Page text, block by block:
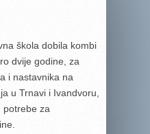
škola dobila kombi
dvije godine, za
i nastavnika na
u Trnavi i Ivandvoru,
za